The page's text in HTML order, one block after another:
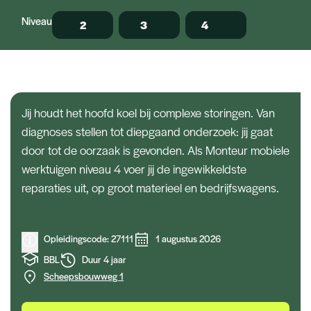
Monteur mobiele
werktuigen
Opleidingen
Jij houdt het hoofd koel bij complexe storingen. Van
diagnoses stellen tot diepgaand onderzoek: jij gaat
door tot de oorzaak is gevonden. Als Monteur mobiele
werktuigen niveau 4 voer jij de ingewikkeldste
reparaties uit, op groot materieel en bedrijfswagens.
Niveau 2 3 4
Opleidingscode: 27111
1 augustus 2026
BBL
Duur 4 jaar
Scheepsbouwweg 1